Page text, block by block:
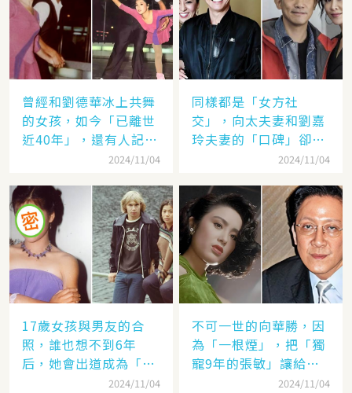
曾經和劉德華冰上共舞
的女孩，如今「已離世
近40年」，還有人記得
2024/11/04
同樣都是「女方社
交」，向太夫妻和劉嘉
玲夫妻的「口碑」卻差
太遠：聽她們對「另一
2024/11/04
17歲女孩與男友的合
照，誰也想不到6年
后，她會出道成為「香
港當紅女星」，至今都
2024/11/04
不可一世的向華勝，因
為「一根煙」，把「獨
寵9年的張敏」讓給了
2024/11/04